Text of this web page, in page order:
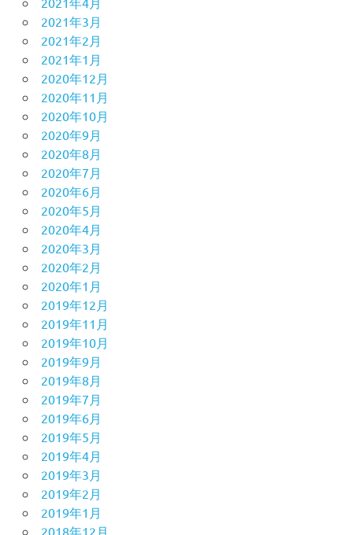
2021年3月
2021年2月
2021年1月
2020年12月
2020年11月
2020年10月
2020年9月
2020年8月
2020年7月
2020年6月
2020年5月
2020年4月
2020年3月
2020年2月
2020年1月
2019年12月
2019年11月
2019年10月
2019年9月
2019年8月
2019年7月
2019年6月
2019年5月
2019年4月
2019年3月
2019年2月
2019年1月
2018年12月